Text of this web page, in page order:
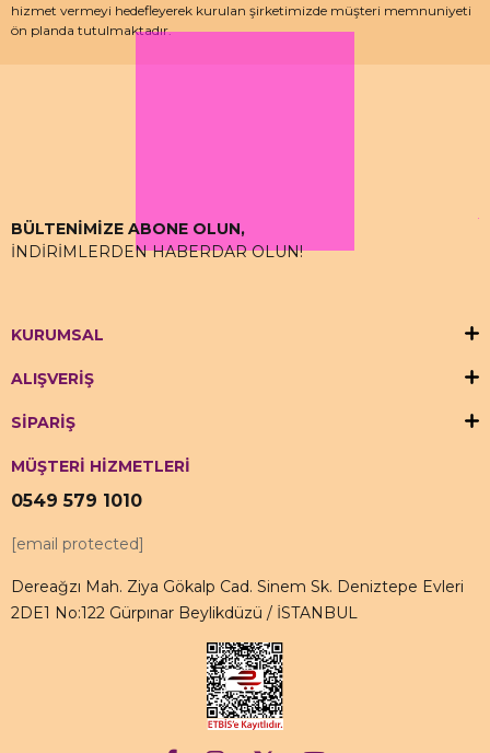
hizmet vermeyi hedefleyerek kurulan şirketimizde müşteri memnuniyeti
ön planda tutulmaktadır.
BÜLTENİMİZE ABONE OLUN,
İNDİRİMLERDEN HABERDAR OLUN!
KURUMSAL
ALIŞVERİŞ
SİPARİŞ
MÜŞTERİ HİZMETLERİ
0549 579 1010
[email protected]
Dereağzı Mah. Ziya Gökalp Cad. Sinem Sk. Deniztepe Evleri
2DE1 No:122 Gürpınar Beylikdüzü / İSTANBUL